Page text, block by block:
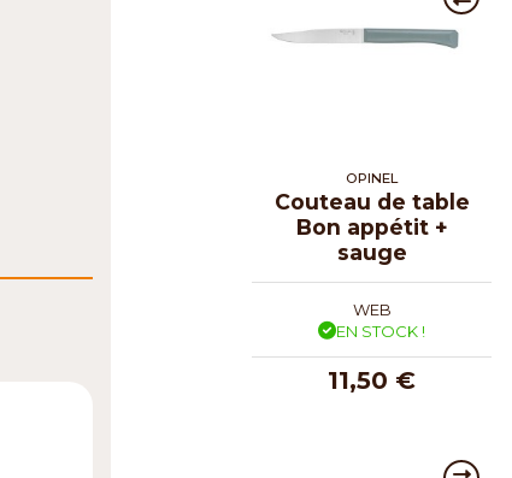
OPINEL
Couteau de table
Bon appétit +
sauge
WEB
EN STOCK !
11,50 €